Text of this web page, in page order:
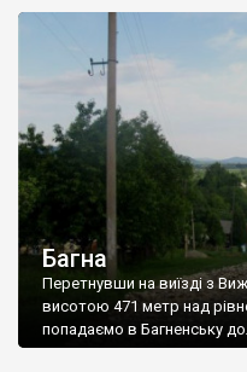
Багна
Перетнувши на виїзді з
висотою 471 метр над
попадаємо в Багненську